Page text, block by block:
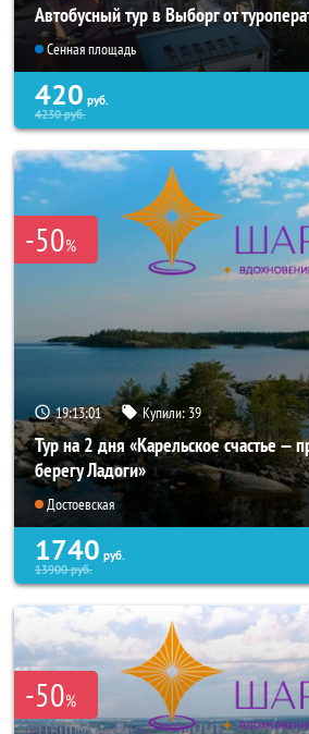
Автобусный тур в Выборг от
Сенная площадь
420 руб.
4230руб.
-50%
19:13:00 Купили:39
Тур на 2 дня «Карельское счастье —
берегу Ладоги»
Достоевская
1740 руб.
13900руб.
-50%